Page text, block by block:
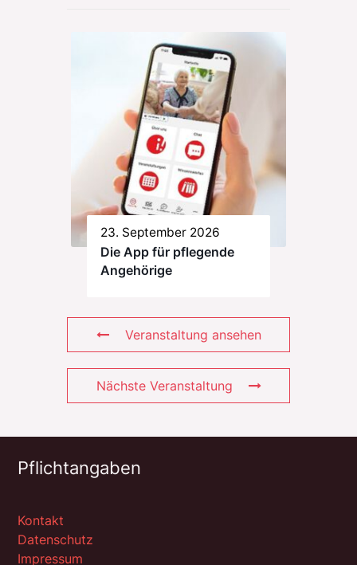
23. September 2026
Die App für pflegende
Angehörige
Veranstaltung ansehen
Nächste Veranstaltung
Pflichtangaben
Kontakt
Datenschutz
Impressum